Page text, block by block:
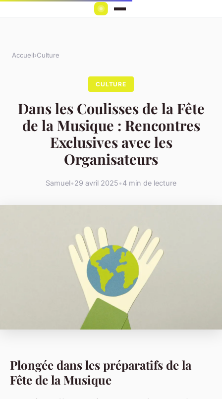
Accueil›Culture
CULTURE
Dans les Coulisses de la Fête
de la Musique : Rencontres
Exclusives avec les
Organisateurs
Samuel•29 avril 2025•4 min de lecture
Plongée dans les préparatifs de la
Fête de la Musique